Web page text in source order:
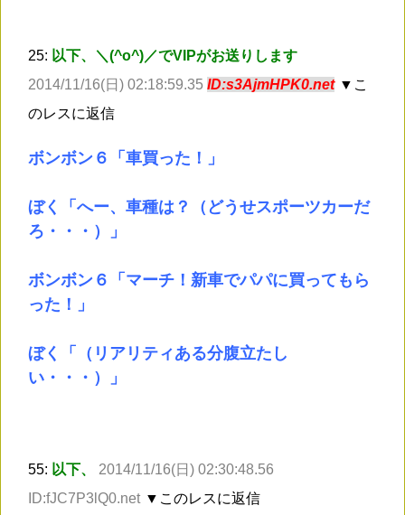
25: 以下、＼(^o^)／でVIPがお送りします
2014/11/16(日) 02:18:59.35 ID:s3AjmHPK0.net ▼こ
のレスに返信
ボンボン６「車買った！」
ぼく「へー、車種は？（どうせスポーツカーだ
ろ・・・）」
ボンボン６「マーチ！新車でパパに買ってもら
った！」
ぼく「（リアリティある分腹立たし
い・・・）」
55: 以下、
2014/11/16(日) 02:30:48.56
ID:fJC7P3lQ0.net ▼このレスに返信